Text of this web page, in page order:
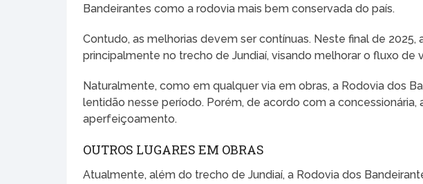
Bandeirantes como a rodovia mais bem conservada do país.
Contudo, as melhorias devem ser contínuas. Neste final de 2025,
principalmente no trecho de Jundiaí, visando melhorar o fluxo de
Naturalmente, como em qualquer via em obras, a Rodovia dos
lentidão nesse período. Porém, de acordo com a
aperfeiçoamento.
OUTROS LUGARES EM OBRAS
Atualmente, além do trecho de Jundiaí, a Rodovia dos